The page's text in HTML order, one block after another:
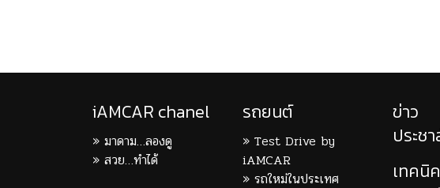
iAMCAR chanel
มาดาม…ลองดู
สวย…ทำได้
รถยนต์
Test Drive by
iAMCAR
รถใหม่ในประเทศ
ข่าว
ประช
เทคนิ